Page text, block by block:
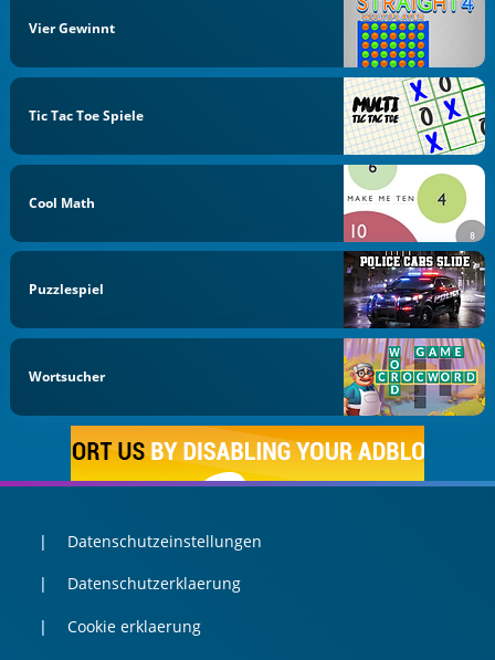
Vier Gewinnt
Tic Tac Toe Spiele
Cool Math
Puzzlespiel
Wortsucher
Datenschutzeinstellungen
Datenschutzerklaerung
Cookie erklaerung